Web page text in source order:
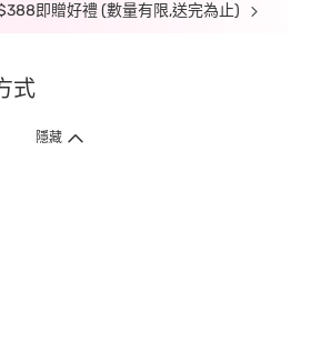
即贈好禮 (數量有限,送完為止)
式
隱藏